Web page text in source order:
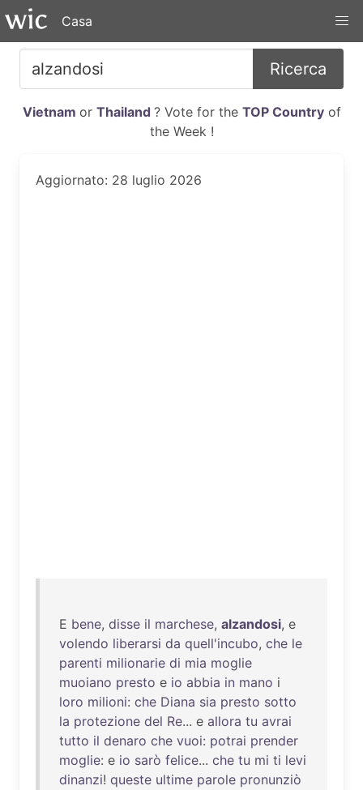
Casa
Ricerca
Vietnam or Thailand ? Vote for the TOP Countryof
the Week !
Aggiornato: 28 luglio 2026
E bene, disse il marchese, alzandosi, e
volendo liberarsi da quell'incubo, che le
parenti milionarie di mia moglie
muoiano presto e io abbia in mano i
loro milioni: che Diana sia presto sotto
la protezione del Re... e allora tu avrai
tutto il denaro che vuoi: potrai prender
moglie: e io sarò felice... che tu mi ti levi
dinanzi! queste ultime parole pronunziò